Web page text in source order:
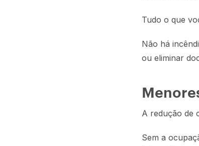
Tudo o que
Não há
ou eliminar
A redução de
Sem a